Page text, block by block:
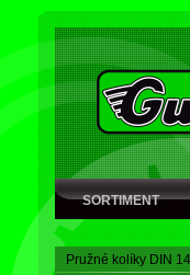
SORTIMENT
Pružné kolíky DIN